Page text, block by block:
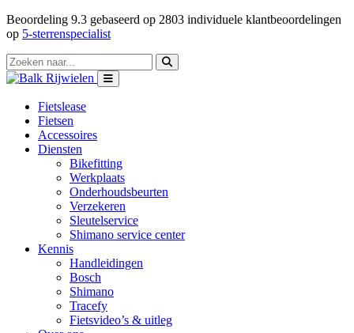
Beoordeling 9.3 gebaseerd op 2803 individuele klantbeoordelingen
op 5-sterrenspecialist
Fietslease
Fietsen
Accessoires
Diensten
Bikefitting
Werkplaats
Onderhoudsbeurten
Verzekeren
Sleutelservice
Shimano service center
Kennis
Handleidingen
Bosch
Shimano
Tracefy
Fietsvideo’s & uitleg